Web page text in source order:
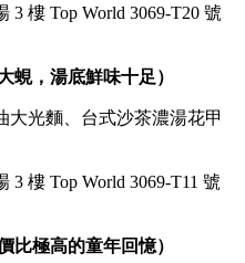
3 樓 Top World 3069-T20 號
蜆，湯底鮮味十足）
大光麵、台式沙茶濃湯花甲
3 樓 Top World 3069-T11 號
比極高的童年回憶）